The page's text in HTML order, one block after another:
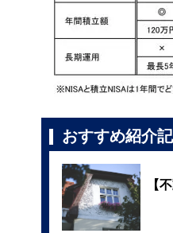
おすすめ紹介
【